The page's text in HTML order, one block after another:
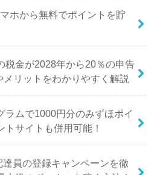
ホから無料でポイントを貯
税金が2028年から20％の申告
リットをわかりやすく解説
ラムで1000円分のみずほポイ
サイトも併用可能！
達員の登録キャンペーンを徹